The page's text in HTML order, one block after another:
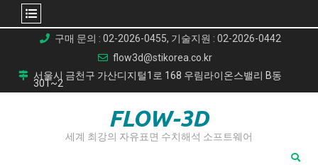
content
구매 문의 : 02-2026-0455, 기술지원 : 02-2026-0442
flow3d@stikorea.co.kr
서울시 금천구 가산디지털1로 168 우림라이온스밸리 B동
301~2
FLOW-3D
세계 최강의 자유표면 수치해석 소프트웨어